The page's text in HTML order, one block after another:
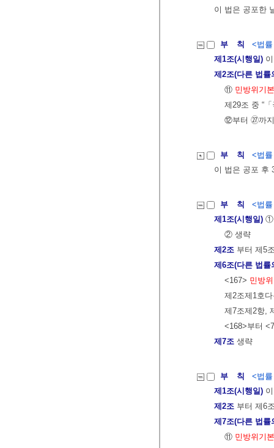
이 법은 공포한
부 칙
<법
제1조(시행일)
제2조(다른 법률
⑪ 민방위기
제29조 중 “
⑫부터 ㉗까
부 칙
<법
이 법은 공포 후
부 칙
<법
제1조(시행일) ①
② 생략
제2조 부터 제5
제6조(다른 법률
<167> 민방
제2조제1호
제7조제2항,
<168>부터
제7조 생략
부 칙
<법
제1조(시행일)
제2조 부터 제6
제7조(다른 법률
⑪ 민방위기